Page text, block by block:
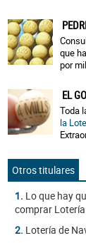
que
por
EL
Toda
la
Otros titulares
1. Lo que hay
comprar
2. Lotería de